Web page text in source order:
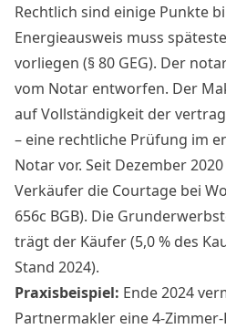
Rechtlich sind einige Punkte
Energieausweis muss
vorliegen (§ 80 GEG). Der
vom Notar entworfen. Der
auf Vollständigkeit der
– eine rechtliche Prüfung im
Notar vor. Seit Dezember
Verkäufer die Courtage bei
656c BGB). Die
trägt der Käufer (5,0 % des
Stand 2024).
Praxisbeispiel: Ende 2024
Partnermakler eine 4-